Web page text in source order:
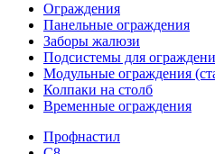
Ограждения
Панельные ограждения
Заборы жалюзи
Подсистемы для
Модульные ограждения
Колпаки на столб
Временные ограждения
Профнастил